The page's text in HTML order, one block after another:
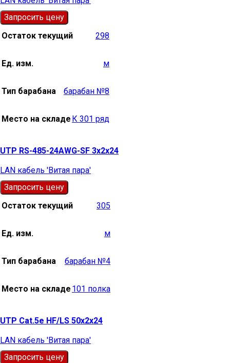
Запросить цену
Остаток текущий
298
Ед. изм. м
Тип барабана барабан №8
Место на складе К 301 ряд
UTP RS-485-24AWG-SF 3х2х24
LAN кабель 'Витая пара'
Запросить цену
Остаток текущий
305
Ед. изм. м
Тип барабана барабан №4
Место на складе 101 полка
UTP Cat.5e HF/LS 50х2х24
LAN кабель 'Витая пара'
Запросить цену